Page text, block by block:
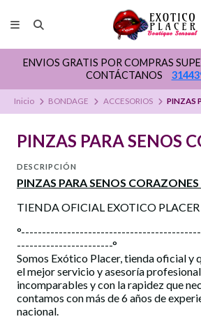
ENVIOS GRATIS POR COMPRAS
CONTÁCTANOS
Inicio BONDAGE ACCESORIOS PINZAS
PINZAS PARA SENOS
DESCRIPCIÓN
PINZAS PARA SENOS
TIENDA OFICIAL EXOTICO PLACER
-----------------------°
Somos Exótico Placer, tienda oficial y
el mejor servicio y asesoría
incomparables y con la rapidez que
contamos con más de 6 años de
nacional.